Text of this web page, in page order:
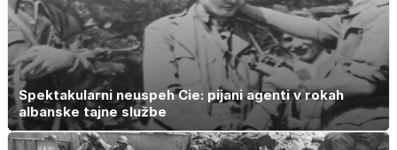
Spektakularni neuspeh Cie: pijani agenti v rokah
albanske tajne službe